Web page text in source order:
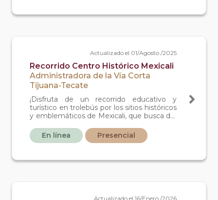
Actualizado el 01/Agosto /2025
Recorrido Centro Histórico Mexicali
Administradora de la Vía Corta
Tijuana-Tecate
¡Disfruta de un recorrido educativo y
turístico en trolebús por los sitios históricos
y emblemáticos de Mexicali, que busca dar
En línea
Presencial
Actualizado el 16/Enero /2026